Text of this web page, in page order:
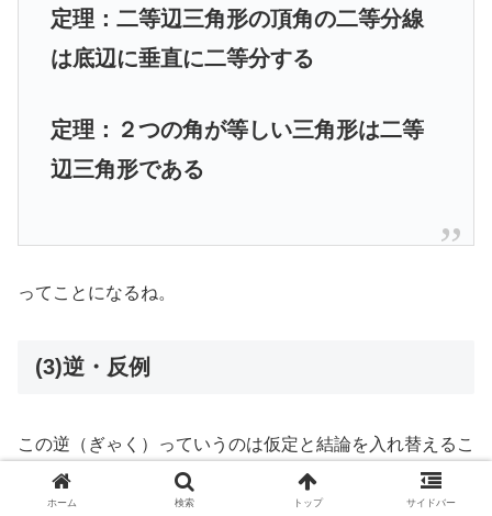
定理： 二等辺三角形の頂角の二等分線
は底辺に垂直に二等分する
定理：２つの角が等しい三角形は二等
辺三角形である
ってことになるね。
(3)逆・反例
この逆（ぎゃく）っていうのは仮定と結論を入れ替えるこ
とを言うんだね。
ホーム 検索 トップ サイドバー